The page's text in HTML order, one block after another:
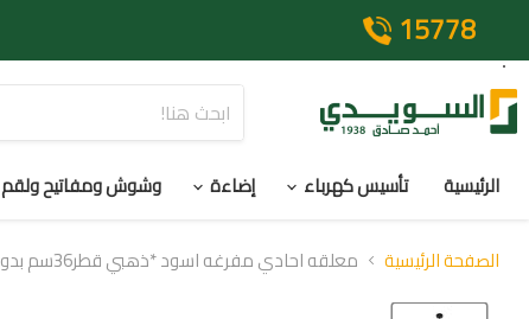
15778
الرئيسية تأسيس كهرباء إضاءة وشوش ومفاتيح ولقم
الصفحة الرئيسية معلقه احادي مفرغه اسود *ذهبي قطر36سم بدوايهE2749446